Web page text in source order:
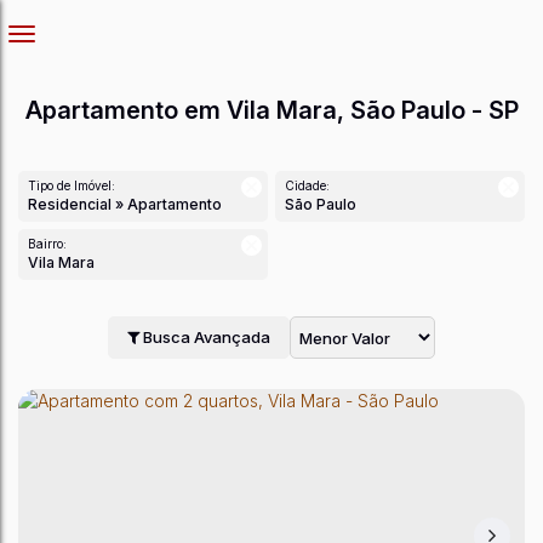
Apartamento em Vila Mara, São Paulo - SP
Tipo de Imóvel:
Residencial » Apartamento
Cidade:
São Paulo
Bairro:
Vila Mara
Busca Avançada